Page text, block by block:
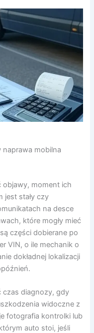
mobilna
objawy, moment ich
jest stały czy
na desce
które mogły mieć
części dobierane po
VIN, o ile mechanik o
dokładnej lokalizacji
czas diagnozy, gdy
widoczne z
fotografia kontrolki lub
auto stoi, jeśli